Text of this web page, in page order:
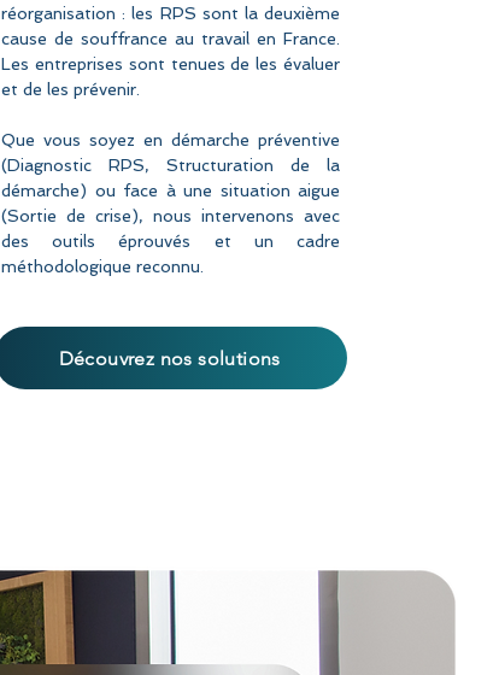
réorganisation : les RPS sont la deuxième
cause de souffrance au travail en France.
Les entreprises sont tenues de les évaluer
et de les prévenir.
Que vous soyez en démarche préventive
(Diagnostic RPS, Structuration de la
démarche) ou face à une situation aigue
(Sortie de crise), nous intervenons avec
des outils éprouvés et un cadre
méthodologique reconnu.
Découvrez nos solutions